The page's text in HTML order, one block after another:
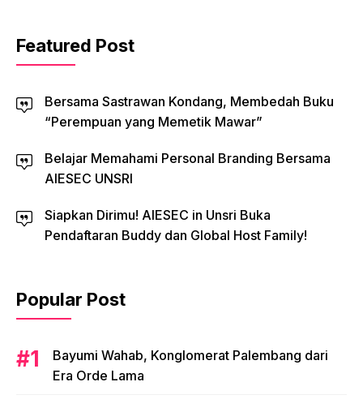
Featured Post
Bersama Sastrawan Kondang, Membedah Buku
“Perempuan yang Memetik Mawar”
Belajar Memahami Personal Branding Bersama
AIESEC UNSRI
Siapkan Dirimu! AIESEC in Unsri Buka
Pendaftaran Buddy dan Global Host Family!
Popular Post
Bayumi Wahab, Konglomerat Palembang dari
Era Orde Lama